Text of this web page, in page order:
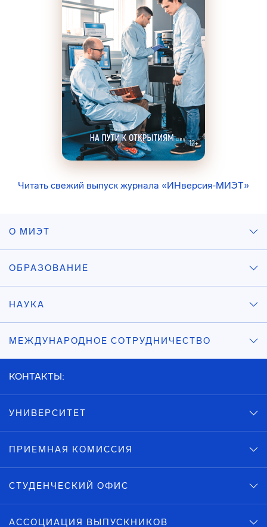
Читать свежий выпуск журнала «ИНверсия-МИЭТ»
О МИЭТ
ОБРАЗОВАНИЕ
НАУКА
МЕЖДУНАРОДНОЕ СОТРУДНИЧЕСТВО
КОНТАКТЫ:
УНИВЕРСИТЕТ
ПРИЕМНАЯ КОМИССИЯ
СТУДЕНЧЕСКИЙ ОФИС
АССОЦИАЦИЯ ВЫПУСКНИКОВ